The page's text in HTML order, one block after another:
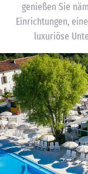
genießen Sie
Einrichtungen,
luxuriöse